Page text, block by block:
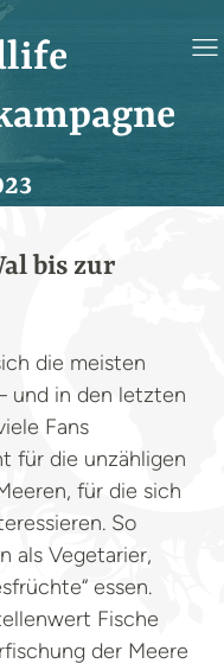
bis zur
die meisten
und in den letzten
Fans
für die unzähligen
für die sich
So
als Vegetarier,
essen.
Fische
der Meere